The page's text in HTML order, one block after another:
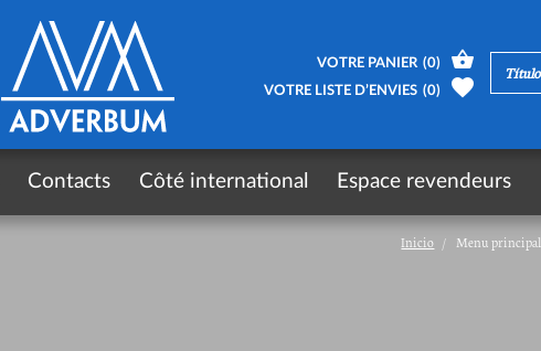
Inicio Menu principal
VOTRE PANIER (0)
VOTRE LISTE D’ENVIES (0)
Contacts Côté international Espace revendeurs